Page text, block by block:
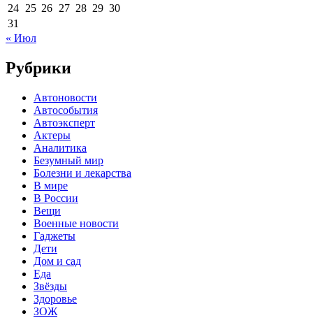
24 25 26 27 28 29 30
31
« Июл
Рубрики
Автоновости
Автособытия
Автоэксперт
Актеры
Аналитика
Безумный мир
Болезни и лекарства
В мире
В России
Вещи
Военные новости
Гаджеты
Дети
Дом и сад
Еда
Звёзды
Здоровье
ЗОЖ